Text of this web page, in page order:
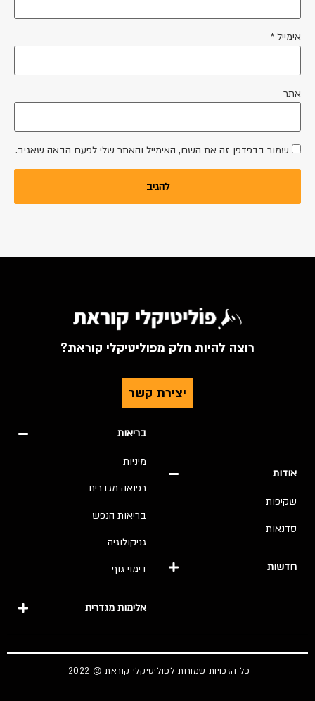
אימייל *
אתר
שמור בדפדפן זה את השם, האימייל והאתר שלי לפעם הבאה שאגיב.
רוצה להיות חלק מפוליטיקלי קוראת?
יצירת קשר
אודות
שקיפות
סדנאות
חדשות
בריאות
מיניות
רפואה מגדרית
בריאות הנפש
גניקולוגיה
דימוי גוף
אלימות מגדרית
כל הזכויות שמורות לפוליטיקלי קוראת @ 2022